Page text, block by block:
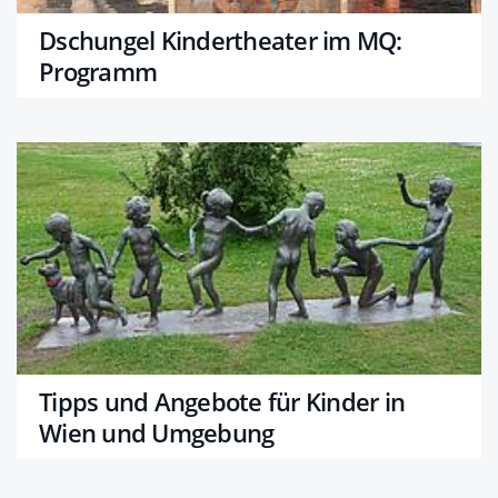
Dschungel Kindertheater im MQ:
Programm
Tipps und Angebote für Kinder in
Wien und Umgebung